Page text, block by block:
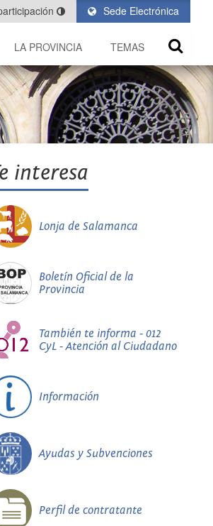
Sede Electrónica
LA PROVINCIA TEMAS
interesa
Lonja de Salamanca
Boletín Oficial de la
Provincia
También te informa - 012
CyL - Atención al Ciudadano
Información
Ayudas y Subvenciones
Perfil de contratante